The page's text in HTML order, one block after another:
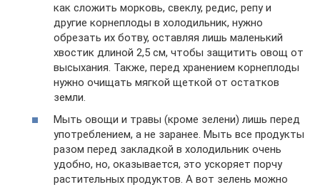
как сложить морковь, свеклу, редис, репу и
другие корнеплоды в холодильник, нужно
обрезать их ботву, оставляя лишь маленький
хвостик длиной 2,5 см, чтобы защитить овощ от
высыхания. Также, перед хранением корнеплоды
нужно очищать мягкой щеткой от остатков
земли.
Мыть овощи и травы (кроме зелени) лишь перед
употреблением, а не заранее. Мыть все продукты
разом перед закладкой в холодильник очень
удобно, но, оказывается, это ускоряет порчу
растительных продуктов. А вот зелень можно